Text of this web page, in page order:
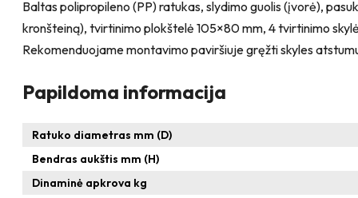
Baltas polipropileno (PP) ratukas, slydimo guolis (įvorė),
kronšteiną), tvirtinimo plokštelė 105×80 mm, 4 tvirtinimo
Rekomenduojame montavimo paviršiuje gręžti skyles
Papildoma informacija
Ratuko diametras mm (D)
Bendras aukštis mm (H)
Dinaminė apkrova kg